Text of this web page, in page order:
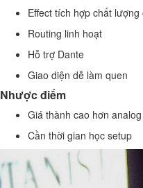
Effect tích hợp chất lượng
Routing linh hoạt
Hỗ trợ Dante
Giao diện dễ làm quen
Nhược điểm
Giá thành cao hơn
Cần thời gian học setup